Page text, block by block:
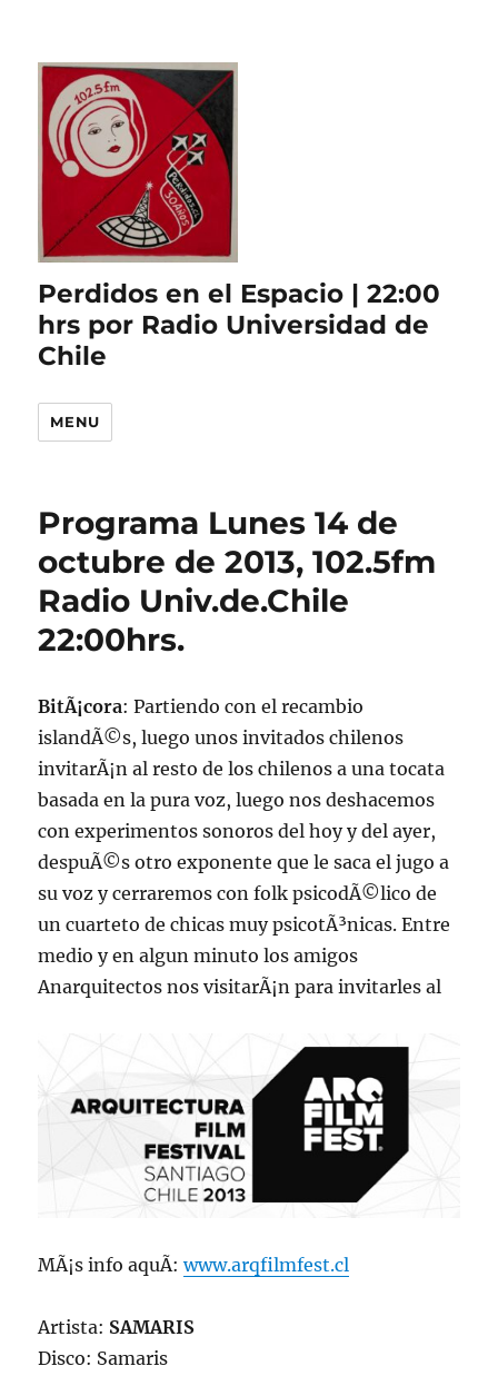
Perdidos en el Espacio | 22:00
hrs por Radio Universidad de
Chile
MENU
Programa Lunes 14 de
octubre de 2013, 102.5fm
Radio Univ.de.Chile
22:00hrs.
BitÃ¡cora: Partiendo con el recambio
islandÃ©s, luego unos invitados chilenos
invitarÃ¡n al resto de los chilenos a una tocata
basada en la pura voz, luego nos deshacemos
con experimentos sonoros del hoy y del ayer,
despuÃ©s otro exponente que le saca el jugo a
su voz y cerraremos con folk psicodÃ©lico de
un cuarteto de chicas muy psicotÃ³nicas. Entre
medio y en algun minuto los amigos
Anarquitectos nos visitarÃ¡n para invitarles al
MÃ¡s info aquÃ­:www.arqfilmfest.cl
Artista: SAMARIS
Disco: Samaris